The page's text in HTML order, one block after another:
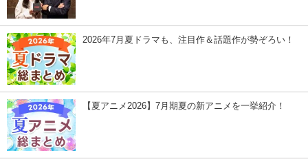
2026年7月夏ドラマも、注目作＆話題作が勢ぞろい！
【夏アニメ2026】7月期夏の新アニメを一挙紹介！